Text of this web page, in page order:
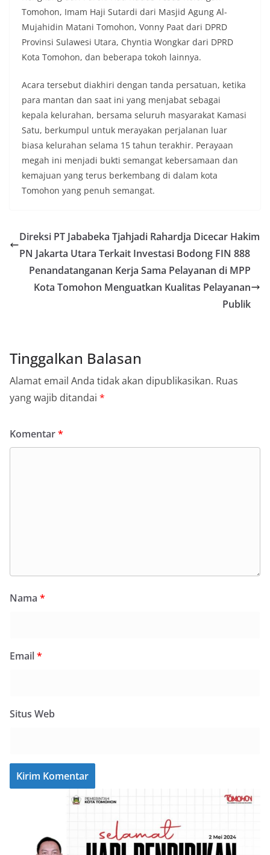
Tomohon, Imam Haji Sutardi dari Masjid Agung Al-
Mujahidin Matani Tomohon, Vonny Paat dari DPRD
Provinsi Sulawesi Utara, Chyntia Wongkar dari DPRD
Kota Tomohon, dan beberapa tokoh lainnya.
Acara tersebut diakhiri dengan tanda persatuan, ketika
para mantan dan saat ini yang menjabat sebagai
kepala kelurahan, bersama seluruh masyarakat Kamasi
Satu, berkumpul untuk merayakan perjalanan luar
biasa kelurahan selama 15 tahun terakhir. Perayaan
megah ini menjadi bukti semangat kebersamaan dan
kemajuan yang terus berkembang di dalam kota
Tomohon yang penuh semangat.
Direksi PT Jababeka Tjahjadi Rahardja Dicecar Hakim
PN Jakarta Utara Terkait Investasi Bodong FIN 888
Penandatanganan Kerja Sama Pelayanan di MPP
Kota Tomohon Menguatkan Kualitas Pelayanan
Publik
Tinggalkan Balasan
Alamat email Anda tidak akan dipublikasikan. Ruas
yang wajib ditandai *
Komentar*
Nama *
Email*
Situs Web